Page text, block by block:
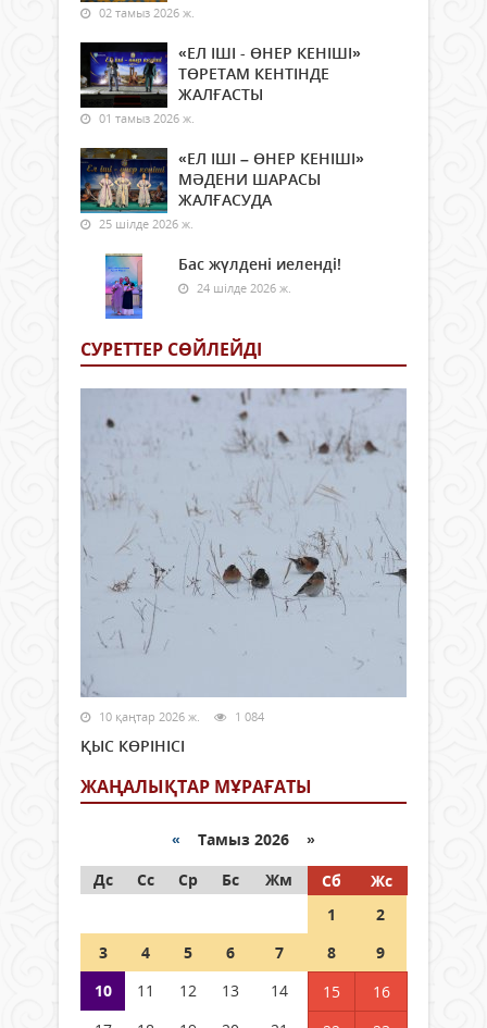
02 тамыз 2026 ж.
«ЕЛ ІШІ - ӨНЕР КЕНІШІ»
ТӨРЕТАМ КЕНТІНДЕ
ЖАЛҒАСТЫ
01 тамыз 2026 ж.
«ЕЛ ІШІ – ӨНЕР КЕНІШІ»
МӘДЕНИ ШАРАСЫ
ЖАЛҒАСУДА
25 шілде 2026 ж.
Бас жүлдені иеленді!
24 шілде 2026 ж.
СУРЕТТЕР СӨЙЛЕЙДI
10 қаңтар 2026 ж. 1 084
ҚЫС КӨРІНІСІ
ЖАҢАЛЫҚТАР МҰРАҒАТЫ
« Тамыз 2026 »
Дс
Сс Ср Бс Жм Сб
Жс
1
2
3
4 5 6 7 8
9
10
11 12 13 14 15
16